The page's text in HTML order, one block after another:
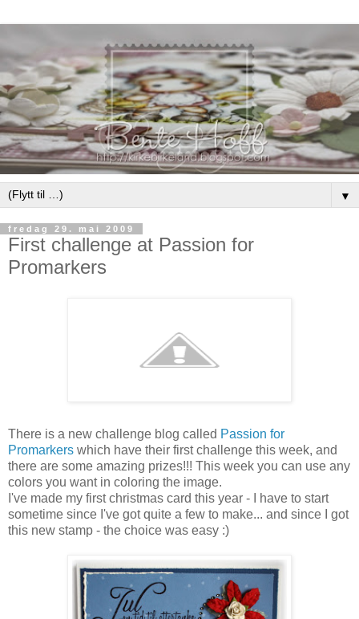
▼
fredag 29. mai 2009
First challenge at Passion for
Promarkers
There is a new challenge blog called Passion for
Promarkers which have their first challenge this week, and
there are some amazing prizes!!! This week you can use any
colors you want in coloring the image.
I've made my first christmas card this year - I have to start
sometime since I've got quite a few to make... and since I got
this new stamp - the choice was easy :)